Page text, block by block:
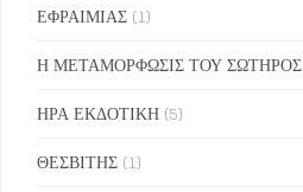
ΕΦΡΑΙΜΙΑΣ (1)
Η ΜΕΤΑΜΟΡΦΩΣΙΣ ΤΟΥ ΣΩΤΗΡΟΣ
ΗΡΑ ΕΚΔΟΤΙΚΗ (5)
ΘΕΣΒΙΤΗΣ (1)